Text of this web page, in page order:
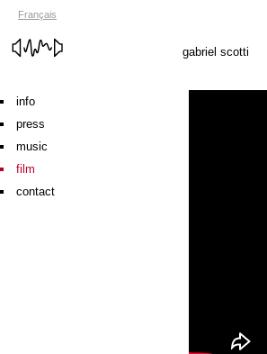
Français
gabriel scotti
info
press
music
film
contact